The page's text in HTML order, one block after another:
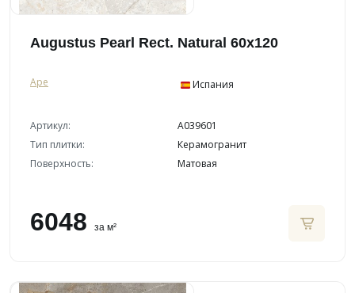
Augustus Pearl Rect. Natural 60x120
Ape Испания
Артикул:
A039601
Тип плитки:
Керамогранит
Поверхность:
Матовая
6048 за м²